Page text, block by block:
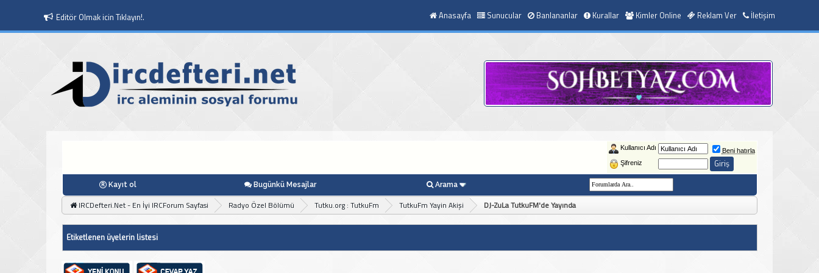
Editör Olmak icin Tıklayın!. Anasayfa Sunucular Banlananlar Kurallar Kimler Online Reklam Ver İletişim
Kullanıcı Adı
Beni hatırla
Şifreniz
Kayıt ol Bugünkü Mesajlar Arama
IRCDefteri.Net - En İyi IRCForum Sayfasi Radyo Özel Bölümü Tutku.org : TutkuFm TutkuFm Yayin Akişi DJ-ZuLa TutkuFM'de Yayında
Etiketlenen üyelerin listesi